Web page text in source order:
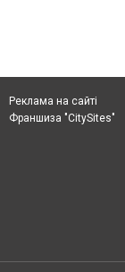
Реклама на сайті
Франшиза "CitySites"